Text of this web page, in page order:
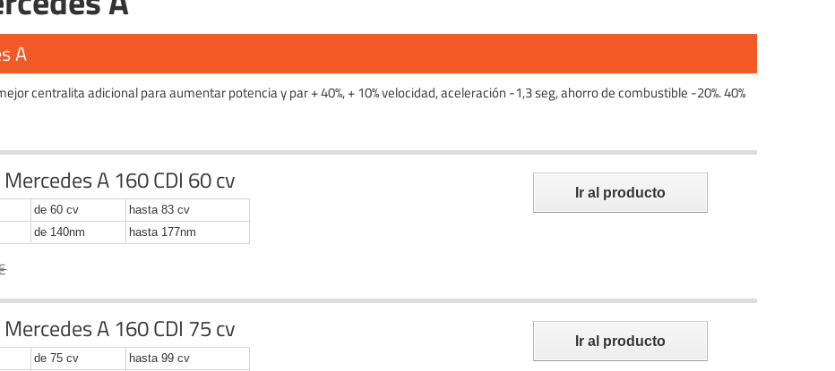
A
centralita adicional para aumentar potencia y par + 40%, + 10% velocidad, aceleración -1,3 seg, ahorro de combustible -20%. 40%
A 160 CDI 60 cv
de 60 cv
hasta 83 cv
de 140nm hasta 177nm
Ir al producto
A 160 CDI 75 cv
de 75 cv
hasta 99 cv
Ir al producto